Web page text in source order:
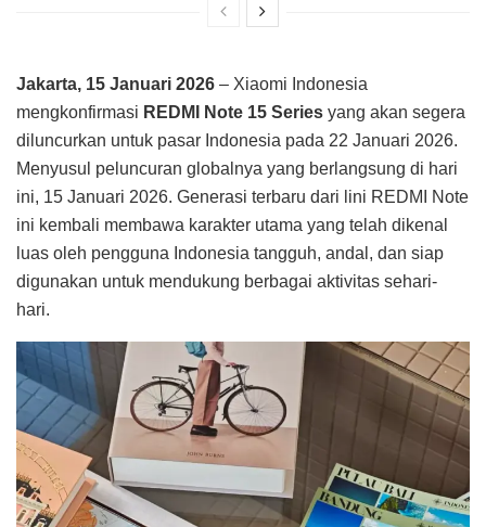
Jakarta, 15 Januari 2026 – Xiaomi Indonesia
mengkonfirmasi REDMI Note 15 Series yang akan segera
diluncurkan untuk pasar Indonesia pada 22 Januari 2026.
Menyusul peluncuran globalnya yang berlangsung di hari
ini, 15 Januari 2026. Generasi terbaru dari lini REDMI Note
ini kembali membawa karakter utama yang telah dikenal
luas oleh pengguna Indonesia tangguh, andal, dan siap
digunakan untuk mendukung berbagai aktivitas sehari-
hari.